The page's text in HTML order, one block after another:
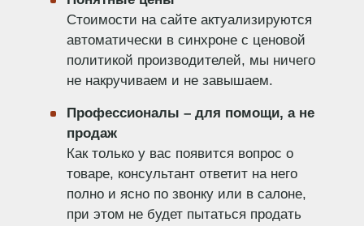
Стоимости на сайте актуализируются
автоматически в синхроне с ценовой
политикой производителей, мы ничего
не накручиваем и не завышаем.
Профессионалы – для помощи, а не
продаж
Как только у вас появится вопрос о
товаре, консультант ответит на него
полно и ясно по звонку или в салоне,
при этом не будет пытаться продать